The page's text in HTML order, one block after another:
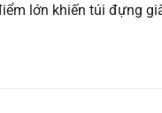
lớn khiến túi đựng